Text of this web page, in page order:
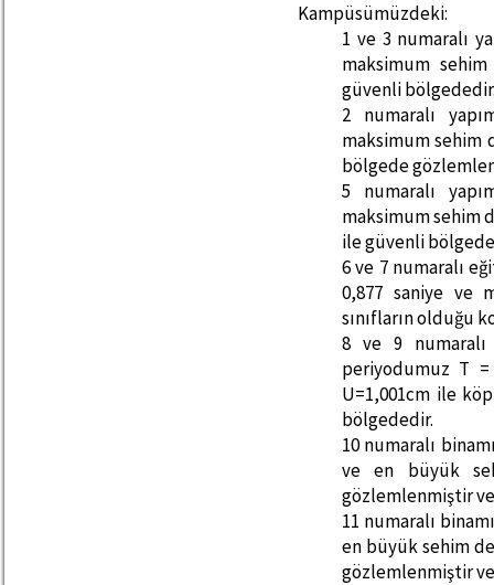
Kampüsümüzdeki:
1 ve 3 numaralı
maksimum
güvenli
2 numaralı
maksimum sehim
bölgede
5 numaralı
maksimum sehim
ile güvenli
6 ve 7 numaralı
0,877 saniye ve
sınıfların olduğu
8 ve 9 numaralı
periyodumuz T
U=1,001cm ile
bölgededir.
10 numaralı
ve en büyük
gözlemlenmiştir
11 numaralı
en büyük sehim
gözlemlenmiştir